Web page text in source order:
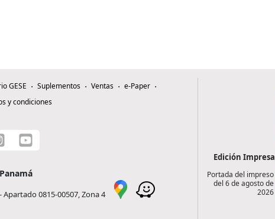
GESE Suplementos Ventas
e-Paper
y condiciones
Apartado 0815-00507, Zona 4
Edición Impresa
Portada del impreso
del 6 de agosto de
2026